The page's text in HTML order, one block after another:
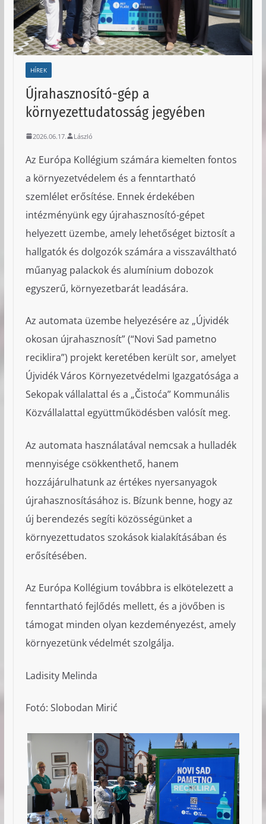
HÍREK
Újrahasznosító-gép a
környezettudatosság jegyében
2026.06.17. László
Az Európa Kollégium számára kiemelten fontos
a környezetvédelem és a fenntartható
szemlélet erősítése. Ennek érdekében
intézményünk egy újrahasznosító-gépet
helyezett üzembe, amely lehetőséget biztosít a
hallgatók és dolgozók számára a visszaváltható
műanyag palackok és alumínium dobozok
egyszerű, környezetbarát leadására.
Az automata üzembe helyezésére az „Újvidék
okosan újrahasznosít” (“Novi Sad pametno
reciklira”) projekt keretében került sor, amelyet
Újvidék Város Környezetvédelmi Igazgatósága a
Sekopak vállalattal és a „Čistoća” Kommunális
Közvállalattal együttműködésben valósít meg.
Az automata használatával nemcsak a hulladék
mennyisége csökkenthető, hanem
hozzájárulhatunk az értékes nyersanyagok
újrahasznosításához is. Bízunk benne, hogy az
új berendezés segíti közösségünket a
környezettudatos szokások kialakításában és
erősítésében.
Az Európa Kollégium továbbra is elkötelezett a
fenntartható fejlődés mellett, és a jövőben is
támogat minden olyan kezdeményezést, amely
környezetünk védelmét szolgálja.
Ladisity Melinda
Fotó: Slobodan Mirić